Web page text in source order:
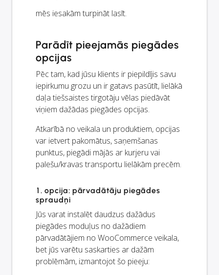
mēs iesakām turpināt lasīt.
Parādīt pieejamās piegādes
opcijas
Pēc tam, kad jūsu klients ir piepildījis savu
iepirkumu grozu un ir gatavs pasūtīt, lielākā
daļa tiešsaistes tirgotāju vēlas piedāvāt
viņiem dažādas piegādes opcijas.
Atkarībā no veikala un produktiem, opcijas
var ietvert pakomātus, saņemšanas
punktus, piegādi mājās ar kurjeru vai
palešu/kravas transportu lielākām precēm.
1. opcija: pārvadātāju piegādes
spraudņi
Jūs varat instalēt daudzus dažādus
piegādes moduļus no dažādiem
pārvadātājiem no WooCommerce veikala,
bet jūs varētu saskarties ar dažām
problēmām, izmantojot šo pieeju: